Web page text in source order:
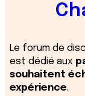
Le forum de
est dédié aux
souhaitent
expérience.